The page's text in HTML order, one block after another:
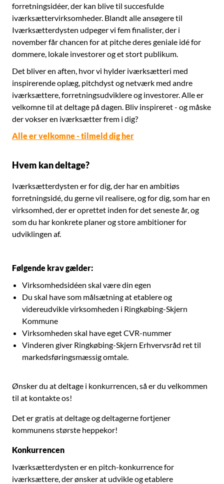
forretningsidéer, der kan blive til succesfulde
iværksættervirksomheder. Blandt alle ansøgere til
Iværksætterdysten udpeger vi fem finalister, der i
november får chancen for at pitche deres geniale idé for
dommere, lokale investorer og et stort publikum.
Det bliver en aften, hvor vi hylder iværksætteri med
inspirerende oplæg, pitchdyst og netværk med andre
iværksættere, forretningsudviklere og investorer. Alle er
velkomne til at deltage på dagen. Bliv inspireret - og måske
der vokser en iværksætter frem i dig?
Alle er velkomne - tilmeld dig her
Hvem kan deltage?
Iværksætterdysten er for dig, der har en ambitiøs
forretningsidé, du gerne vil realisere, og for dig, som har en
virksomhed, der er oprettet inden for det seneste år, og
som du har konkrete planer og store ambitioner for
udviklingen af.
Følgende krav gælder:
Virksomhedsidéen skal være din egen
Du skal have som målsætning at etablere og
videreudvikle virksomheden i Ringkøbing-Skjern
Kommune
Virksomheden skal have eget CVR-nummer
Vinderen giver Ringkøbing-Skjern Erhvervsråd ret til
markedsføringsmæssig omtale.
Ønsker du at deltage i konkurrencen, så er du velkommen
til at kontakte os!
Det er gratis at deltage og deltagerne fortjener
kommunens største heppekor!
Konkurrencen
Iværksætterdysten er en pitch-konkurrence for
iværksættere, der ønsker at udvikle og etablere